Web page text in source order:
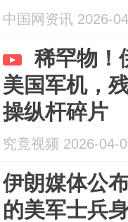
命卫队公共
中国网资讯 2026-
稀罕物！
美国军机，
操纵杆碎片
究竟视频 2026-04-
伊朗媒体公
的美军士兵